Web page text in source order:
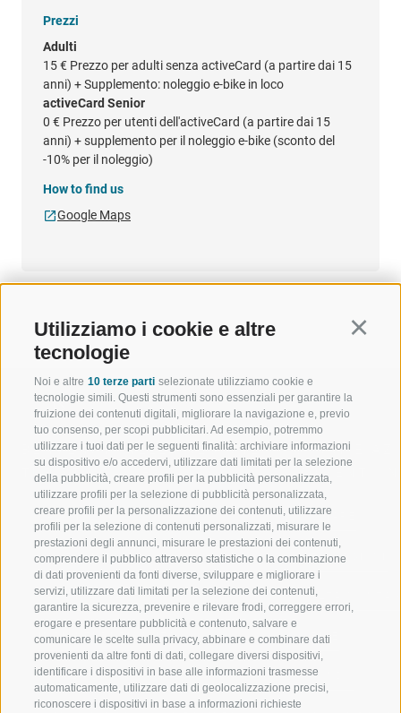
Utilizziamo i cookie e altre
tecnologie
Noi e altre 10 terze parti selezionate utilizziamo cookie e
tecnologie simili. Questi strumenti sono essenziali per garantire la
fruizione dei contenuti digitali, migliorare la navigazione e, previo
tuo consenso, per scopi pubblicitari. Ad esempio, potremmo
utilizzare i tuoi dati per le seguenti finalità: archiviare informazioni
su dispositivo e/o accedervi, utilizzare dati limitati per la selezione
della pubblicità, creare profili per la pubblicità personalizzata,
utilizzare profili per la selezione di pubblicità personalizzata,
creare profili per la personalizzazione dei contenuti, utilizzare
profili per la selezione di contenuti personalizzati, misurare le
prestazioni degli annunci, misurare le prestazioni dei contenuti,
comprendere il pubblico attraverso statistiche o la combinazione
di dati provenienti da fonti diverse, sviluppare e migliorare i
servizi, utilizzare dati limitati per la selezione dei contenuti,
garantire la sicurezza, prevenire e rilevare frodi, correggere errori,
erogare e presentare pubblicità e contenuto, salvare e
comunicare le scelte sulla privacy, abbinare e combinare dati
provenienti da altre fonti di dati, collegare diversi dispositivi,
identificare i dispositivi in base alle informazioni trasmesse
automaticamente, utilizzare dati di geolocalizzazione precisi,
riconoscere i dispositivi in base a informazioni richieste
Prezzi
Adulti
15 € Prezzo per adulti senza activeCard (a partire dai 15
anni) + Supplemento: noleggio e-bike in loco
activeCard Senior
0 € Prezzo per utenti dell'activeCard (a partire dai 15
anni) + supplemento per il noleggio e-bike (sconto del
-10% per il noleggio)
How to find us
Google Maps
BENVENUTI NELLA REGIONE
TURISTICA DI RACINES
VAL GIOVO
VAL RACINES
VAL RIDANNA
IMPIANTI DI RISALITA
SCUOLA DI SCI RACINES
SPORT E
MOMENTI
SCIARE
ESCURSIONI
ALTA
BIKE
FONDO